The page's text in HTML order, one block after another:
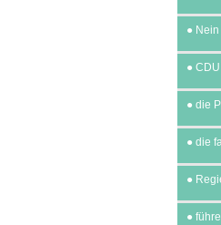
● Nein
●
● die
● die
●
●